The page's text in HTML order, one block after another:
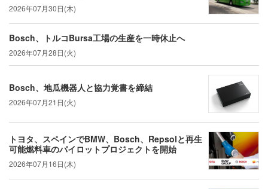
2026年07月30日(木)
Bosch、トルコBursa工場の生産を一時休止へ
2026年07月28日(火)
Bosch、地瓜機器人と協力覚書を締結
2026年07月21日(火)
トヨタ、スペインでBMW、Bosch、Repsolと再生
可能燃料車のパイロットプロジェクトを開始
2026年07月16日(木)